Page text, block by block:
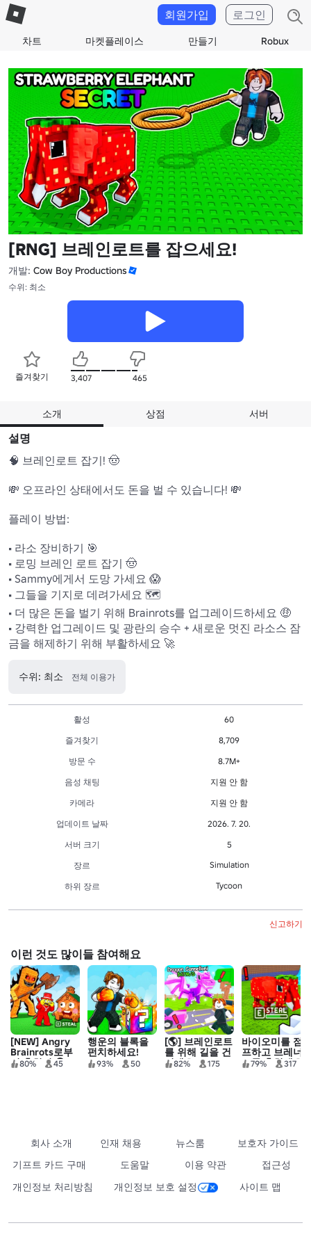
차트 마켓플레이스 만들기 Robux
회원가입 로그인
[RNG] 브레인로트를 잡으세요!
개발: Cow Boy Productions
수위: 최소
즐겨찾기 3,407 465
소개 상점 서버
설명
🧠 브레인로트 잡기! 🤠
💸 오프라인 상태에서도 돈을 벌 수 있습니다! 💸
플레이 방법:
• 라소 장비하기 🎯
• 로밍 브레인 로트 잡기 🤠
• Sammy에게서 도망 가세요 😱
• 그들을 기지로 데려가세요 🗺️
• 더 많은 돈을 벌기 위해 Brainrots를 업그레이드하세요 🤑
• 강력한 업그레이드 및 광란의 승수 + 새로운 멋진 라소스 잠
금을 해제하기 위해 부활하세요 🚀
수위: 최소 전체 이용가
활성
60
즐겨찾기
8,709
방문 수
8.7M+
음성 채팅
지원 안 함
카메라
지원 안 함
업데이트 날짜
2026. 7. 20.
서버 크기
5
장르
Simulation
하위 장르 Tycoon
신고하기
이런 것도 많이들 참여해요
[NEW] Angry
Brainrots로부
터 훔치기 😨
80% 45
행운의 블록을
펀치하세요!
93% 50
[🌎] 브레인로트
를 위해 길을 건
너세요🚗
82% 175
바이오미를 점
프하고 브레너
트를 훔치세요!
79% 317
회사 소개 인재 채용 뉴스룸
보호자 가이드
기프트 카드 구매
도움말 이용 약관
접근성
개인정보 처리방침
개인정보 보호 설정 사이트 맵